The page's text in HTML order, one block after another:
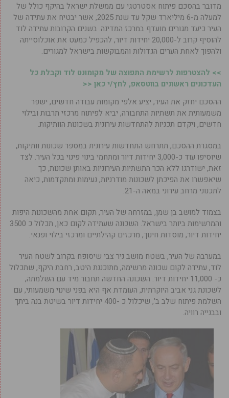
מדובר בהסכם פיתוח אסטרטגי עם ממשלת ישראל בהיקף כולל של
למעלה מ-6 מיליארד שקל עד שנת 2025, אשר יבטיח את עתידה של
העיר כיעד מגורים מועדף במרכז המדינה. בשנים הקרובות עתידה לוד
להוסיף קרוב ל-20,000 יחידות דיור, להכפיל כמעט את אוכלוסייתה
ולהפוך לאחת הערים הגדולות והמבוקשות בישראל למגורים.
>> להצטרפות לרשימת התפוצה של מקומונט לוד וקבלת כל
העדכונים ראשונים בווטסאפ, לחץ/י כאן <<
ההסכם יחזק את העיר, יציע אלפי מקומות עבודה חדשים, ישפר
משמעותית את תשתיות התחבורה, יביא לפיתוח מרכזי תרבות ובילוי
חדשים, ויקדם תכניות להתחדשות עירונית בשכונות הוותיקות.
במסגרת ההסכם, תתרחש התחדשות עירונית במספר שכונות וותיקות,
שיוסיפו עוד כ-3,000 יחידות דיור ומתחמי בינוי פינוי בכל העיר. לצד
זאת, ישודרגו ללא הכר התשתיות העירוניות באותן שכונות, כך
שיאפשרו את הפיכתן לשכונות מודרניות, נעימות ומתקדמות, כיאה
לתכנוני מרחב עירוני במאה ה-21.
בצמוד למושב בן שמן, במזרחה של העיר, תקום אחת מהשכונות היפות
והמרשימות ביותר בישראל. השכונה שעתידה לקום כאן, תכלול כ 3500
יחידות דיור, מוסדות חינוך, מרכזים קהילתיים ומרכזי בילוי ופנאי.
במערבה של העיר, בשטח מושב ניר צבי שיסופח בקרוב לשטח העיר
לוד, עתידה לקום שכונה מרשימה, מתוכננת היטב, רחבת היקף, שתכלול
כ- 11,000 יחידות דיור. השכונה החדשה תחבור מיד עם השלמתה,
לשכונת גני אביב היוקרתית, העומדת אף היא בפני שינוי משמעותי, עם
השלמת פיתוח שלב ב’, שיכלול כ -400 יחידות דיור בשיטת בנה ביתך
ובבנייה רוויה.